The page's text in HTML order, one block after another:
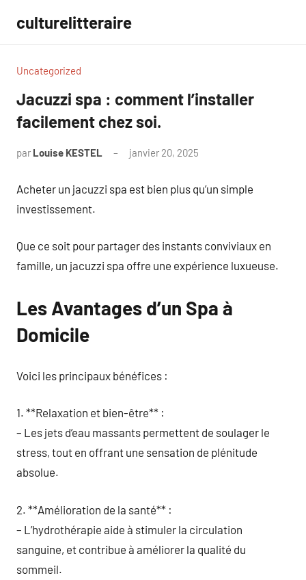
contenu
culturelitteraire
Uncategorized
Jacuzzi spa : comment l’installer
facilement chez soi.
par Louise KESTEL janvier 20, 2025
Acheter un jacuzzi spa est bien plus qu’un simple
investissement.
Que ce soit pour partager des instants conviviaux en
famille, un jacuzzi spa offre une expérience luxueuse.
Les Avantages d’un Spa à
Domicile
Voici les principaux bénéfices :
1. **Relaxation et bien-être** :
– Les jets d’eau massants permettent de soulager le
stress, tout en offrant une sensation de plénitude
absolue.
2. **Amélioration de la santé** :
– L’hydrothérapie aide à stimuler la circulation
sanguine, et contribue à améliorer la qualité du
sommeil.